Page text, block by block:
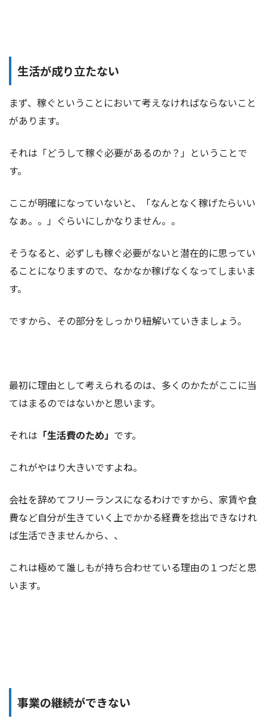
生活が成り立たない
まず、稼ぐということにおいて考えなければならないこと
があります。
それは「どうして稼ぐ必要があるのか？」ということで
す。
ここが明確になっていないと、「なんとなく稼げたらいい
なぁ。。」ぐらいにしかなりません。。
そうなると、必ずしも稼ぐ必要がないと潜在的に思ってい
ることになりますので、なかなか稼げなくなってしまいま
す。
ですから、その部分をしっかり紐解いていきましょう。
最初に理由として考えられるのは、多くのかたがここに当
てはまるのではないかと思います。
それは 「生活費のため」 です。
これがやはり大きいですよね。
会社を辞めてフリーランスになるわけですから、家賃や食
費など自分が生きていく上でかかる経費を捻出できなけれ
ば生活できませんから、、
これは極めて誰しもが持ち合わせている理由の１つだと思
います。
事業の継続ができない